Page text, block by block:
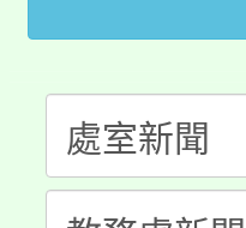
程，歡
心理、
系所師
縣市
門員」
踴躍報
桃園
要點
展演活
115年
義教育
「2026